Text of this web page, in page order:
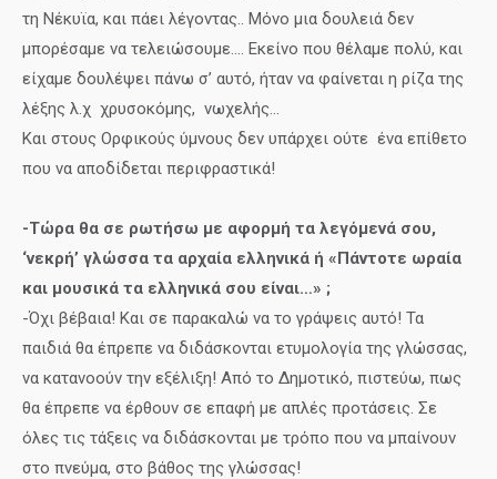
τη Νέκυϊα, και πάει λέγοντας.. Μόνο μια δουλειά δεν
μπορέσαμε να τελειώσουμε…. Εκείνο που θέλαμε πολύ, και
είχαμε δουλέψει πάνω σ’ αυτό, ήταν να φαίνεται η ρίζα της
λέξης λ.χ χρυσοκόμης, νωχελής…
Και στους Ορφικούς ύμνους δεν υπάρχει ούτε ένα επίθετο
που να αποδίδεται περιφραστικά!
-Τώρα θα σε ρωτήσω με αφορμή τα λεγόμενά σου,
‘νεκρή’ γλώσσα τα αρχαία ελληνικά ή «Πάντοτε ωραία
και μουσικά τα ελληνικά σου είναι…» ;
-Όχι βέβαια! Και σε παρακαλώ να το γράψεις αυτό! Τα
παιδιά θα έπρεπε να διδάσκονται ετυμολογία της γλώσσας,
να κατανοούν την εξέλιξη! Από το Δημοτικό, πιστεύω, πως
θα έπρεπε να έρθουν σε επαφή με απλές προτάσεις. Σε
όλες τις τάξεις να διδάσκονται με τρόπο που να μπαίνουν
στο πνεύμα, στο βάθος της γλώσσας!